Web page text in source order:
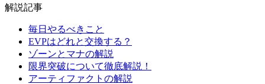
解説記事
毎日やるべきこと
EVPはどれと交換する？
ゾーンとマナの解説
限界突破について徹底解説！
アーティファクトの解説